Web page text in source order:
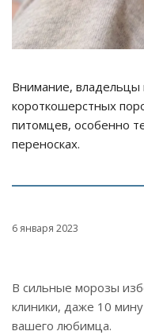
Внимание,
короткошерстных
питомцев, особенно
переносках.
6 января 2023
В сильные морозы
клиники, даже 10
вашего любимца.